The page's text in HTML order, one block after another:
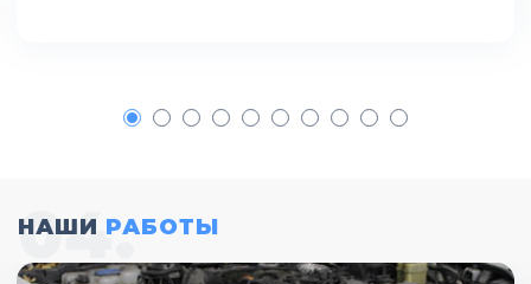
1 2 3 4 5 6 7 8 9 10
НАШИ РАБОТЫ